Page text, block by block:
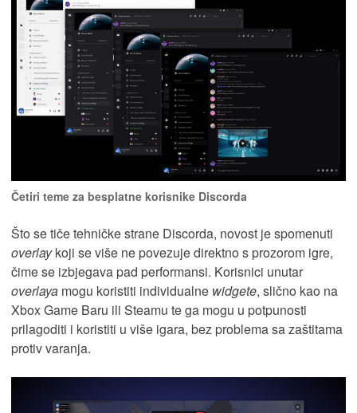
Četiri teme za besplatne korisnike Discorda
Što se tiče tehničke strane Discorda, novost je spomenuti
overlaykoji se više ne povezuje direktno s prozorom igre,
čime se izbjegava pad performansi. Korisnici unutar
overlaya mogu koristiti individualne widgete, slično kao na
Xbox Game Baru ili Steamu te ga mogu u potpunosti
prilagoditi i koristiti u više igara, bez problema sa zaštitama
protiv varanja.